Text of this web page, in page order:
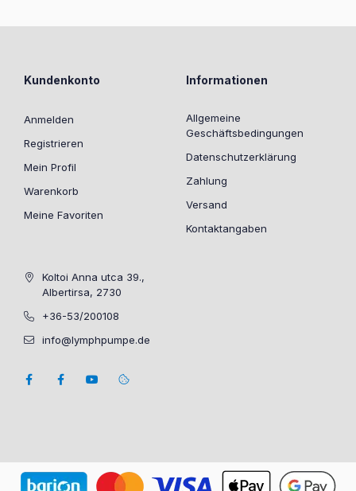
Kundenkonto
Anmelden
Registrieren
Mein Profil
Warenkorb
Meine Favoriten
Informationen
Allgemeine
Geschäftsbedingungen
Datenschutzerklärung
Zahlung
Versand
Kontaktangaben
Koltoi Anna utca 39.,
Albertirsa, 2730
+36-53/200108
info@lymphpumpe.de